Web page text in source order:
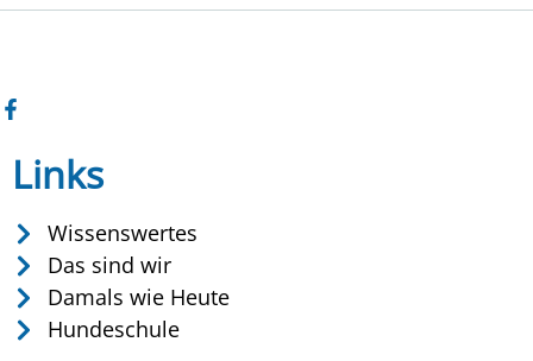
Links
Wissenswertes
Das sind wir
Damals wie Heute
Hundeschule